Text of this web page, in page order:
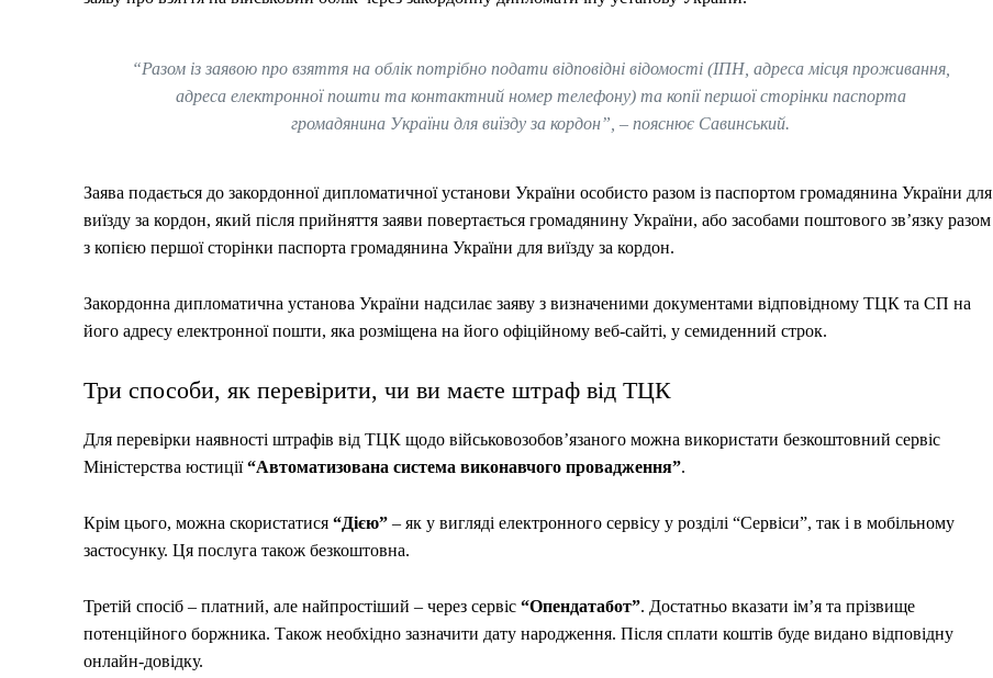
“Разом із заявою про взяття на облік потрібно подати відповідні відомості (ІПН, адреса місця проживання,
адреса електронної пошти та контактний номер телефону) та копії першої сторінки паспорта
громадянина України для виїзду за кордон”, – пояснює Савинський.
Заява подається до закордонної дипломатичної установи України особисто разом із паспортом громадянина України для
виїзду за кордон, який після прийняття заяви повертається громадянину України, або засобами поштового зв’язку разом
з копією першої сторінки паспорта громадянина України для виїзду за кордон.
Закордонна дипломатична установа України надсилає заяву з визначеними документами відповідному ТЦК та СП на
його адресу електронної пошти, яка розміщена на його офіційному веб-сайті, у семиденний строк.
Три способи, як перевірити, чи ви маєте штраф від ТЦК
Для перевірки наявності штрафів від ТЦК щодо військовозобов’язаного можна використати безкоштовний сервіс
Міністерства юстиції“Автоматизована система виконавчого провадження”.
Крім цього, можна скористатися “Дією” – як у вигляді електронного сервісу у розділі “Сервіси”, так і в мобільному
застосунку. Ця послуга також безкоштовна.
Третій спосіб – платний, але найпростіший – через сервіс “Опендатабот”. Достатньо вказати ім’я та прізвище
потенційного боржника. Також необхідно зазначити дату народження. Після сплати коштів буде видано відповідну
онлайн-довідку.